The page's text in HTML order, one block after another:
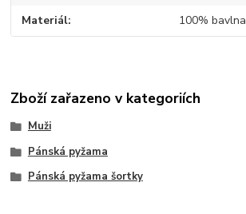
Materiál 100% bavlna
Zboží zařazeno v kategoriích
Muži
Pánská pyžama
Pánská pyžama šortky